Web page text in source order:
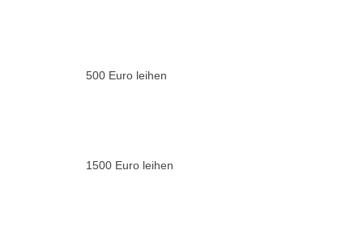
500 Euro leihen
1500 Euro leihen